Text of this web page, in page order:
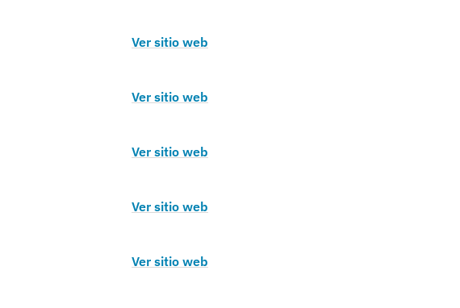
Ver sitio web
Ver sitio web
Ver sitio web
Ver sitio web
Ver sitio web